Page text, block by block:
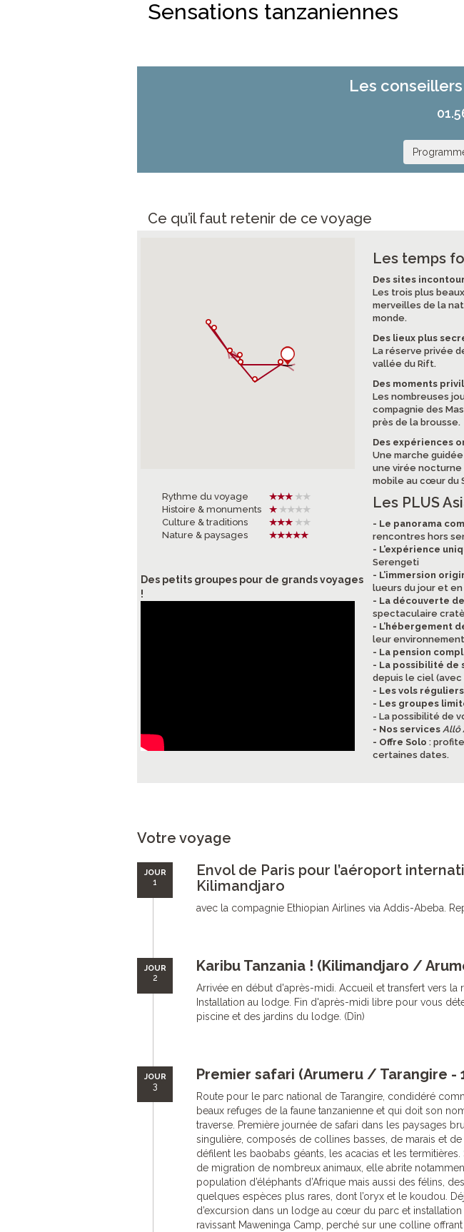
Sensations tanzaniennes
Les
Ce qu’il faut retenir de ce voyage
Rythme du voyage
Histoire & monuments
Culture & traditions
Nature & paysages
Des petits groupes pour de grands voyages
!
Les temps
Des sites
Les trois plus
merveilles de la
monde.
Des lieux plus
La réserve privée
vallée du Rift.
Des moments
Les nombreuses
compagnie des
près de la brousse.
Des expériences
Une marche
une virée
mobile au cœur du
Les PLUS
- Le panorama
rencontres hors
- L’expérience
Serengeti
- L’immersion
lueurs du jour et
- La découverte
spectaculaire
- L’hébergement
leur
- La pension
- La possibilité de
depuis le ciel
- Les vols réguliers
- Les groupes
- La possibilité de
- Nos services Allô
- Offre Solo :
certaines dates.
Votre voyage
JOUR
1
Envol de Paris pour l’aéroport
Kilimandjaro
avec la compagnie Ethiopian Airlines via Addis-Abeba.
JOUR
2
Karibu Tanzania ! (Kilimandjaro /
Arrivée en début d'après-midi. Accueil et transfert vers la
Installation au lodge. Fin d'après-midi libre pour vous
piscine et des jardins du lodge. (Dîn)
JOUR
3
Premier safari (Arumeru / Tarangire -
Route pour le parc national de Tarangire, condidéré
beaux refuges de la faune tanzanienne et qui doit son
traverse. Première journée de safari dans les paysages
singulière, composés de collines basses, de marais et
défilent les baobabs géants, les acacias et les
de migration de nombreux animaux, elle abrite
population d’éléphants d’Afrique mais aussi des félins,
quelques espèces plus rares, dont l’oryx et le koudou.
d’excursion dans un lodge au cœur du parc et installation
ravissant Maweninga Camp, perché sur une colline